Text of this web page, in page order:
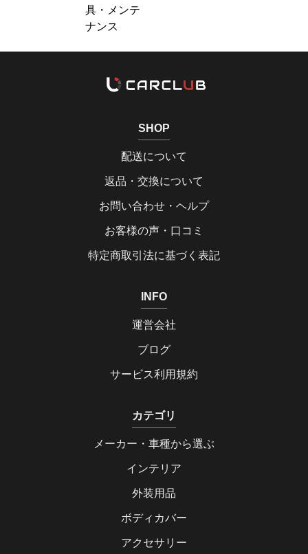
具・メンテ
ナンス
SHOP
配送について
返品・交換について
お問い合わせ・ヘルプ
お客様の声・口コミ
特定商取引法に基づく表記
INFO
運営会社
ブログ
サービス利用規約
カテゴリ
メーカー・車種から選ぶ
インテリア
外装用品
ボディカバー
アクセサリー